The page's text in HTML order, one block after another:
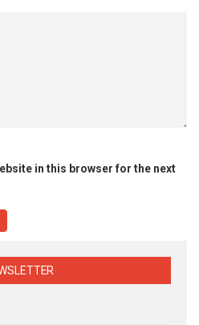
in this browser for the next